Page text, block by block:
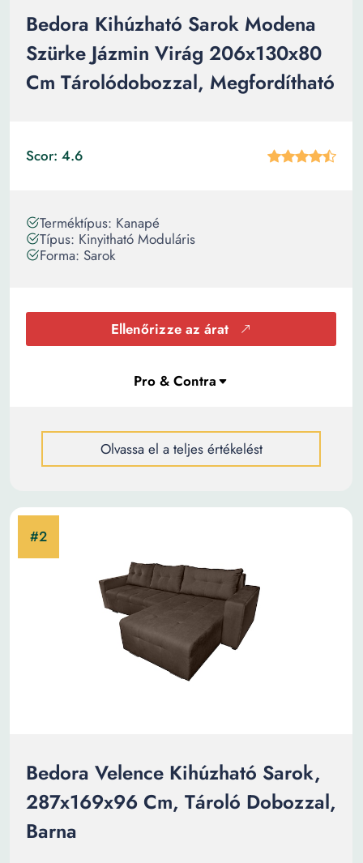
Bedora Kihúzható Sarok Modena
Szürke Jázmin Virág 206x130x80
Cm Tárolódobozzal, Megfordítható
Scor: 4.6
Terméktípus: Kanapé
Típus: Kinyitható Moduláris
Forma: Sarok
Ellenőrizze az árat
Olvassa el a teljes értékelést
Bedora Velence Kihúzható Sarok,
287x169x96 Cm, Tároló Dobozzal,
Barna